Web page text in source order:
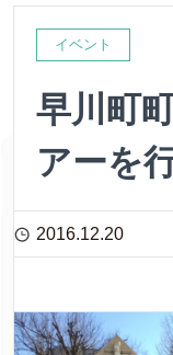
イベント
早川町
アーを
2016.12.20